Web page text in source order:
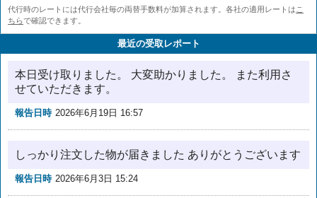
代行時のレートには代行会社毎の両替手数料が加算されます。各社の適用レートは こ
ちらで確認できます。
最近の受取レポート
本日受け取りました。 大変助かりました。 また利用さ
せていただきます。
報告日時 2026年6月19日 16:57
しっかり注文した物が届きました ありがとうございます
報告日時 2026年6月3日 15:24